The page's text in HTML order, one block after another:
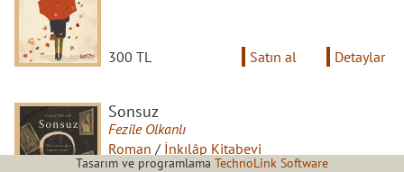
300 TL Satın al Detaylar
Sonsuz
Fezile Olkanlı
Roman / İnkılâp Kitabevi
Tasarım ve programlama TechnoLink Software